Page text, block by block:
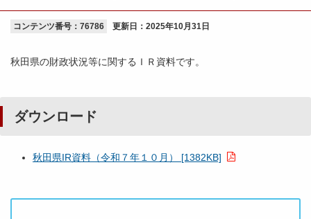
コンテンツ番号：76786 更新日： 2025年10月31日
秋田県の財政状況等に関するＩＲ資料です。
ダウンロード
秋田県IR資料（令和７年１０月） [1382KB]